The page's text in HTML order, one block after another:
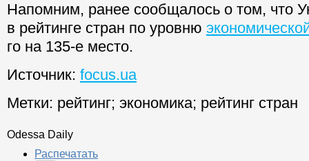
Напомним, ранее сообщалось о том, что
в рейтинге стран по уровню
го на 135-е место.
Источник: focus.ua
Метки: рейтинг; экономика; рейтинг стран
Odessa Daily
Распечатать